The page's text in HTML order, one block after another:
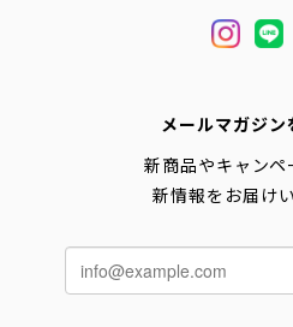
メールマガジン
新商品やキャンペ
新情報をお届け